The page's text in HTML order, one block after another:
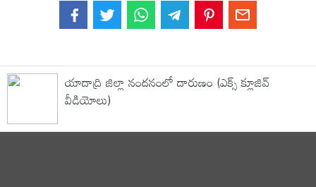
యాదాద్రి జిల్లా నందనంలో దారుణం (ఎక్స్ క్లూజివ్
వీడియోలు)